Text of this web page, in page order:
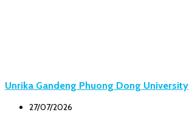
Unrika Gandeng Phuong Dong University
27/07/2026